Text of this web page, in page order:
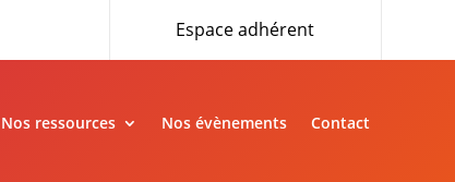
Espace adhérent
Nos ressources Nos évènements Contact